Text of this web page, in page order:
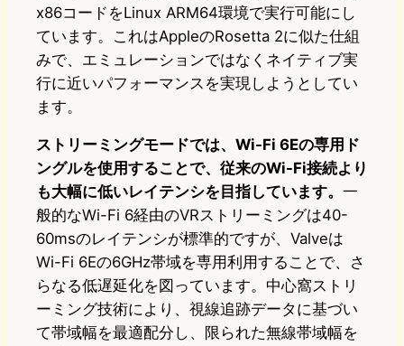
x86コードをLinux ARM64環境で実行可能にし
ています。これはAppleのRosetta 2に似た仕組
みで、エミュレーションではなくネイティブ実
行に近いパフォーマンスを実現しようとしてい
ます。
ストリーミングモードでは、Wi-Fi 6Eの専用ド
ングルを使用することで、従来のWi-Fi接続より
も大幅に低いレイテンシを目指しています。 一
般的なWi-Fi 6経由のVRストリーミングは40-
60msのレイテンシが標準的ですが、Valveは
Wi-Fi 6Eの6GHz帯域を専用利用することで、さ
らなる低遅延化を図っています。中心窩ストリ
ーミング技術により、視線追跡データに基づい
て帯域幅を最適配分し、限られた無線帯域幅を